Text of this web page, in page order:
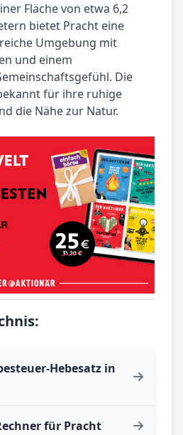
Fläche von etwa 6,2
bietet Pracht eine
Umgebung mit
und einem
Die
für ihre ruhige
die Nähe zur Natur.
Hebesatz in
für Pracht